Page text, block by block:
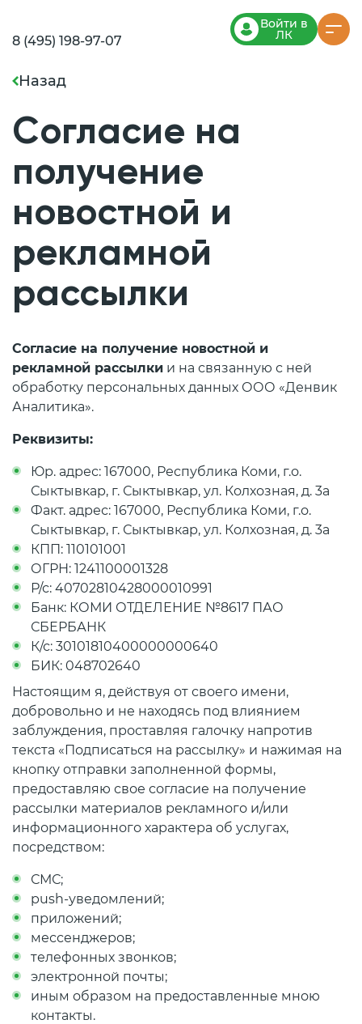
8 (495) 198-97-07
Войти в
ЛК
Назад
Согласие на
получение
новостной и
рекламной
рассылки
Согласие на получение новостной и
рекламной рассылки и на связанную с ней
обработку персональных данных ООО «Денвик
Аналитика».
Реквизиты:
Юр. адрес: 167000, Республика Коми, г.о.
Сыктывкар, г. Сыктывкар, ул. Колхозная, д. 3а
Факт. адрес: 167000, Республика Коми, г.о.
Сыктывкар, г. Сыктывкар, ул. Колхозная, д. 3а
КПП: 110101001
ОГРН: 1241100001328
Р/с: 40702810428000010991
Банк: КОМИ ОТДЕЛЕНИЕ №8617 ПАО
СБЕРБАНК
К/с: 30101810400000000640
БИК: 048702640
Настоящим я, действуя от своего имени,
добровольно и не находясь под влиянием
заблуждения, проставляя галочку напротив
текста «Подписаться на рассылку» и нажимая на
кнопку отправки заполненной формы,
предоставляю свое согласие на получение
рассылки материалов рекламного и/или
информационного характера об услугах,
посредством:
СМС;
push-уведомлений;
приложений;
мессенджеров;
телефонных звонков;
электронной почты;
иным образом на предоставленные мною
контакты.